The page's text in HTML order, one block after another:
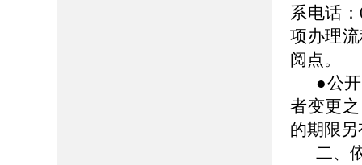
系电话
项办理
阅点。
●公
者变更
的期限
二、